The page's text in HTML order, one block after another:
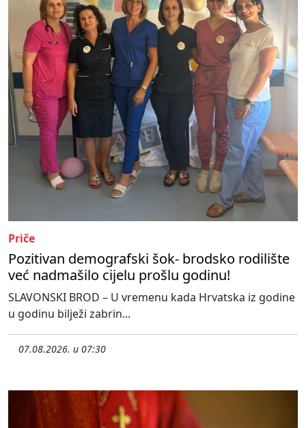
Priče
Pozitivan demografski šok- brodsko rodilište
već nadmašilo cijelu prošlu godinu!
SLAVONSKI BROD – U vremenu kada Hrvatska iz godine
u godinu bilježi zabrin...
07.08.2026. u 07:30